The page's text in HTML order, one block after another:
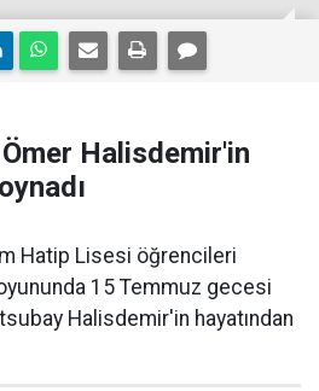
Halisdemir'in
Hatip Lisesi öğrencileri
15 Temmuz gecesi
Halisdemir'in hayatından